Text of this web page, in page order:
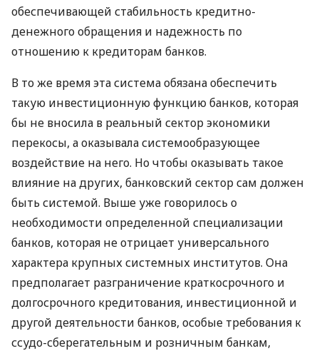
обеспечивающей стабильность кредитно-
денежного обращения и надежность по
отношению к кредиторам банков.
В то же время эта система обязана обеспечить
такую инвестиционную функцию банков, которая
бы не вносила в реальный сектор экономики
перекосы, а оказывала системообразующее
воздействие на него. Но чтобы оказывать такое
влияние на других, банковский сектор сам должен
быть системой. Выше уже говорилось о
необходимости определенной специализации
банков, которая не отрицает универсального
характера крупных системных институтов. Она
предполагает разграничение краткосрочного и
долгосрочного кредитования, инвестиционной и
другой деятельности банков, особые требования к
ссудо-сберегательным и розничным банкам,